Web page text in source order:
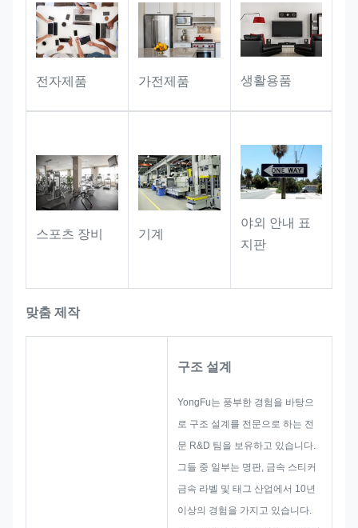
판 및 수집가용 에디션 영혼을 위한 독
점 배지 역할을 합니다. 입체적인 장인
정신과 절묘한 질감은 제품에 상당한
소장 가치를 더해주며, 브랜드 상품의
전자제품 가전제품 생활용품
스포츠 장비 기계
야외 안내 표
지판
맞춤 제작
구조 설계
YongFu는 풍부한 경험을 바탕으
로 구조 설계를 전문으로 하는 전
문 R&D 팀을 보유하고 있습니다.
그들 중 일부는 명판, 금속 스티커
금속 라벨 및 태그 산업에서 10년
이상의 경험을 가지고 있습니다.